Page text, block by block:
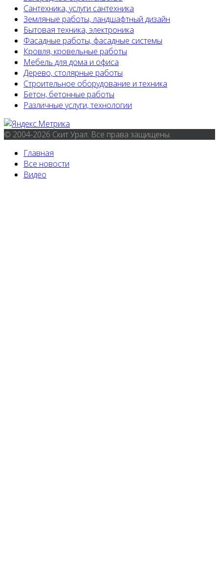
Сантехника, услуги сантехника
Земляные работы, ландшафтный дизайн
Бытовая техника, электроника
Фасадные работы, фасадные системы
Кровля, кровельные работы
Мебель для дома и офиса
Дерево, столярные работы
Строительное оборудование и техника
Бетон, бетонные работы
Различные услуги, технологии
© 2004-2026 Скит Урал. Все права защищены.
Главная
Все новости
Видео